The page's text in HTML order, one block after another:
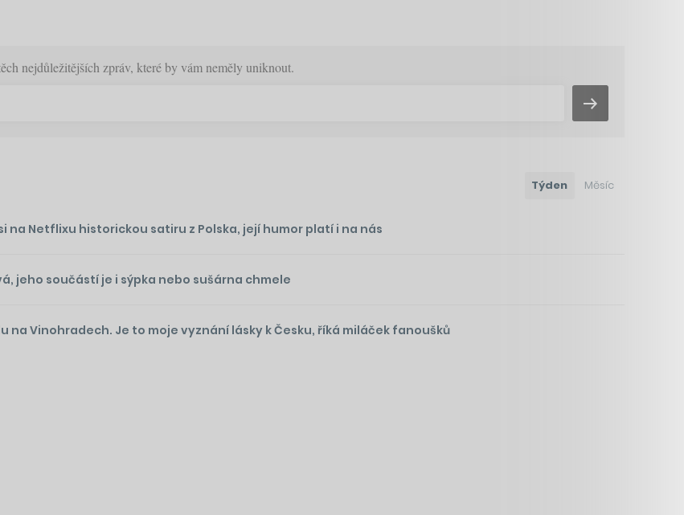
nejdůležitějších zpráv, které by vám neměly uniknout.
Týden Měsíc
na Netflixu historickou satiru z Polska, její humor platí i na nás
jeho součástí je i sýpka nebo sušárna chmele
na Vinohradech. Je to moje vyznání lásky k Česku, říká miláček fanoušků